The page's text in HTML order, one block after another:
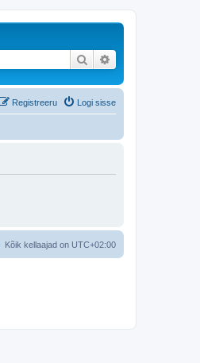
Otsi
Logi sisse
Registreeru
Kõik kellaajad on UTC+02:00